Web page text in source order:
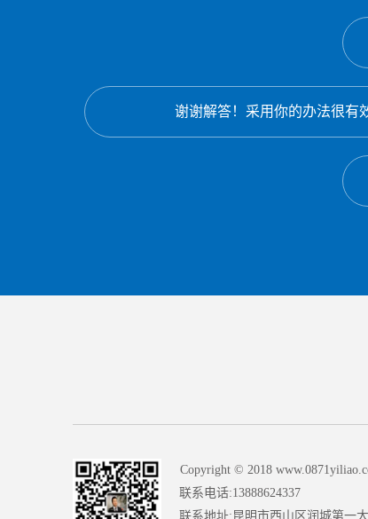
谢谢解答！采用你的办法很有
Copyright © 2018
联系电话:13888624337
联系地址:昆明市西山区润城第一